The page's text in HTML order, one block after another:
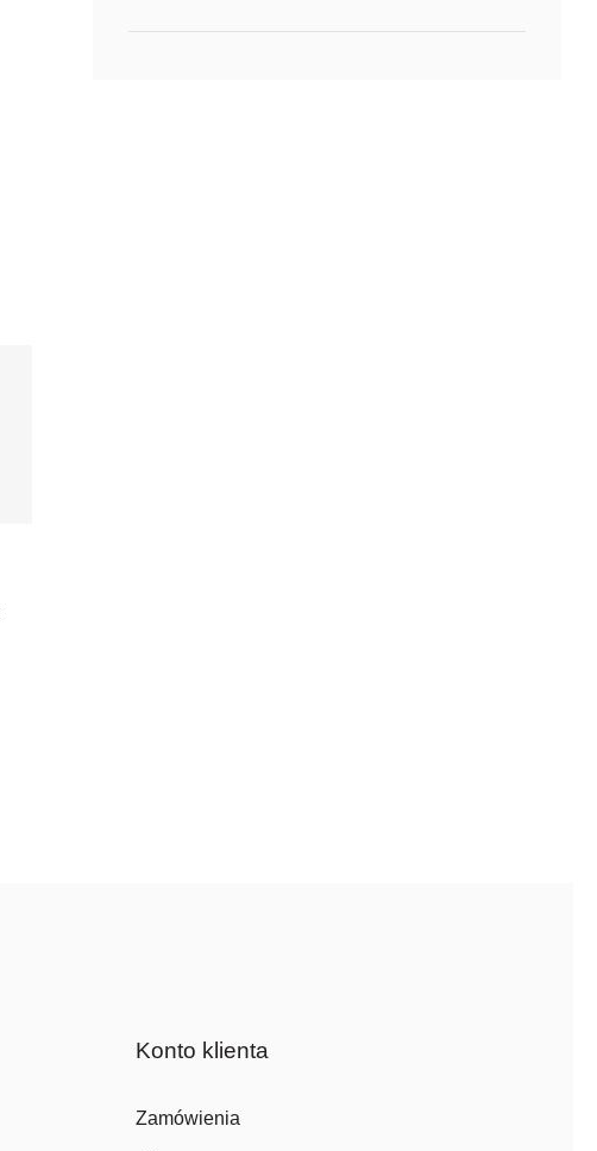
Konto klienta
Zamówienia